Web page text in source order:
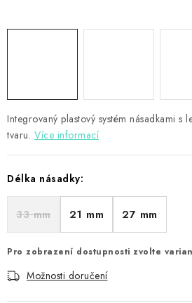
Kontakty Hodnocení obchodu
Integrovaný plastový systém násadkami s
tvaru. Více informací
Délka násadky:
33 mm 21 mm 27 mm
Pro zobrazení dostupnosti zvolte
Možnosti doručení